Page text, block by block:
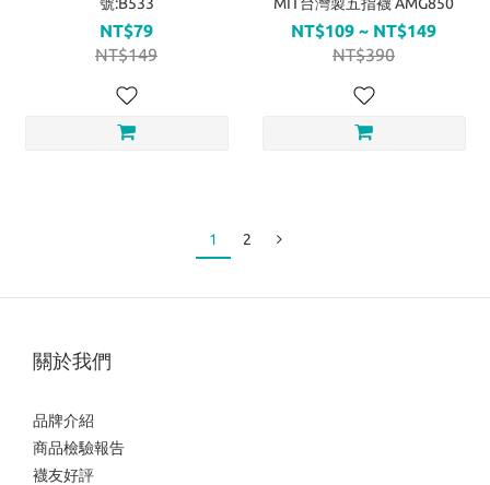
NT$79
NT$149
NT$109 ~ NT$149
NT$390
1 2
關於我們
品牌介紹
商品檢驗報告
襪友好評